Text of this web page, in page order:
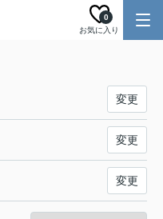
お気に入り
0
変更
変更
変更